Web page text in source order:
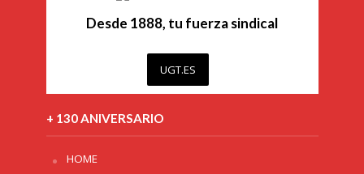
Desde 1888, tu fuerza sindical
UGT.ES
+ 130 ANIVERSARIO
HOME